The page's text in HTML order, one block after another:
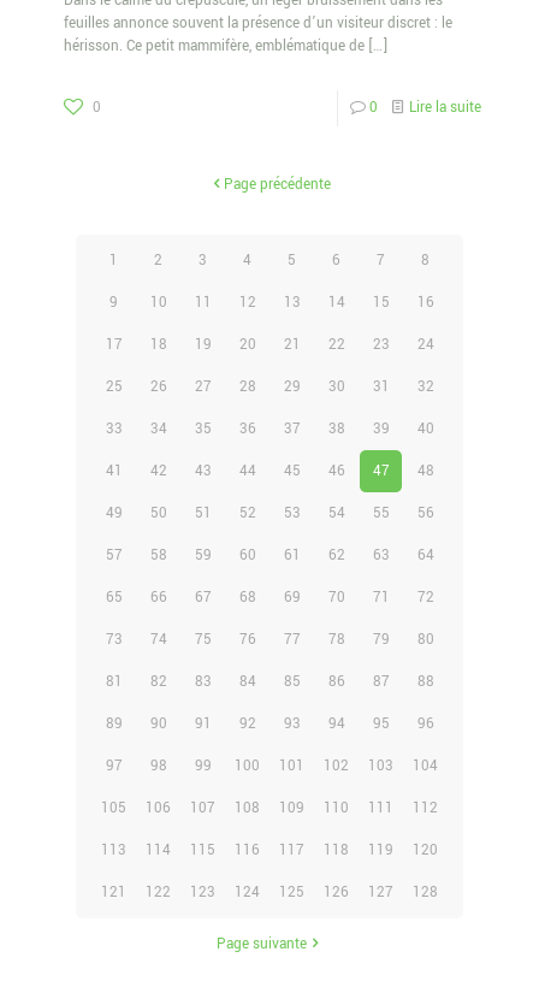
feuilles annonce souvent la présence d’un visiteur discret : le
hérisson. Ce petit mammifère, emblématique de […]
0 0 Lire la suite
Page précédente
1 2 3 4 5 6 7 8
9 10 11 12 13 14 15 16
17 18 19 20 21 22 23 24
25 26 27 28 29 30 31 32
33 34 35 36 37 38 39 40
41 42 43 44 45 46 47 48
49 50 51 52 53 54 55 56
57 58 59 60 61 62 63 64
65 66 67 68 69 70 71 72
73 74 75 76 77 78 79 80
81 82 83 84 85 86 87 88
89 90 91 92 93 94 95 96
97 98 99 100 101 102 103 104
105 106 107 108 109 110 111 112
113 114 115 116 117 118 119 120
121 122 123 124 125 126 127 128
Page suivante